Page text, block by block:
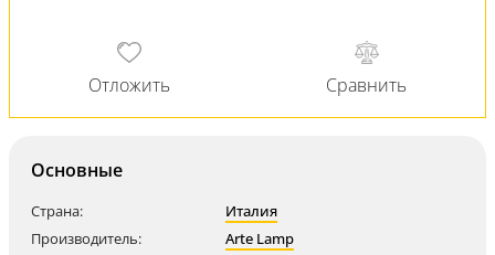
Основные
Страна:
Италия
Производитель:
Arte Lamp